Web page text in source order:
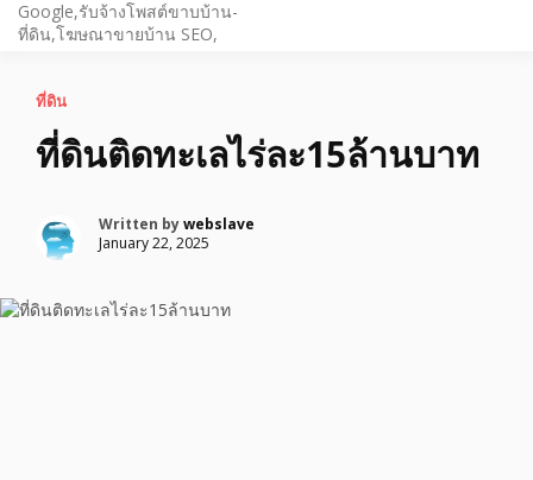
Google,รับจ้างโพสต์ขาบบ้าน-
ที่ดิน,โฆษณาขายบ้าน SEO,
ที่ดิน
ที่ดินติดทะเลไร่ละ15ล้านบาท
Written bywebslave
January 22, 2025